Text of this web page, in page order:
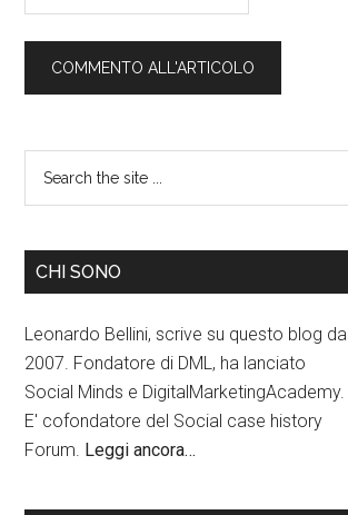
CHI SONO
Leonardo Bellini, scrive su questo blog dal
2007. Fondatore di DML, ha lanciato
Social Minds e DigitalMarketingAcademy.
E' cofondatore del Social case history
Forum. Leggi ancora…